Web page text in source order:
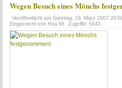
Wegen Besuch eines Mönchs
Veröffentlicht am Sonntag, 18. März 2007
Eingereicht von Hoa Mi
Zugriffe: 5643